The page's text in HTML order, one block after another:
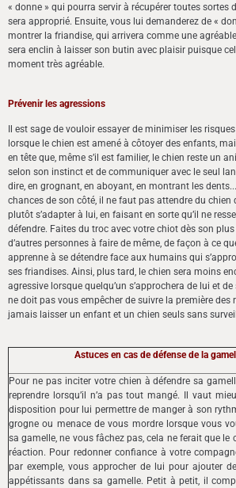
« donne » qui pourra servir à récupérer toutes sortes
sera approprié. Ensuite, vous lui demanderez de «
montrer la friandise, qui arrivera comme une
sera enclin à laisser son butin avec plaisir puisque
moment très agréable.
Prévenir les agressions
Il est sage de vouloir essayer de minimiser les
lorsque le chien est amené à côtoyer des enfants,
en tête que, même s’il est familier, le chien reste un
selon son instinct et de communiquer avec le seul
dire, en grognant, en aboyant, en montrant les
chances de son côté, il ne faut pas attendre du chien
plutôt s’adapter à lui, en faisant en sorte qu’il ne
défendre. Faites du troc avec votre chiot dès son
d’autres personnes à faire de même, de façon à ce
apprenne à se détendre face aux humains qui
ses friandises. Ainsi, plus tard, le chien sera moins
agressive lorsque quelqu’un s’approchera de lui et
ne doit pas vous empêcher de suivre la première des
jamais laisser un enfant et un chien seuls sans
Astuces en cas de défense de la
Pour ne pas inciter votre chien à défendre sa
reprendre lorsqu’il n’a pas tout mangé. Il vaut
disposition pour lui permettre de manger à son
grogne ou menace de vous mordre lorsque vous
sa gamelle, ne vous fâchez pas, cela ne ferait que le
réaction. Pour redonner confiance à votre
par exemple, vous approcher de lui pour ajouter
appétissants dans sa gamelle. Petit à petit, il